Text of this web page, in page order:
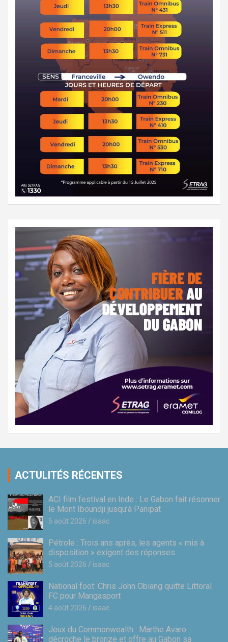
ACTULITÉS RÉCENTES
ACI film festival en Inde : Le Gabon fait résonner
le Mont Iboundji jusqu’à Panipat
5 août 2026 isaac
Pétrole : Trois ans après, les agents « mis à
disposition » exigent des réponses
5 août 2026 isaac
National foot: Chris John Obiang quitte Littoral
FC pour Mangasport
4 août 2026 isaac
Jeux du Commonwealth : Marthe Avaro
décroche le bronze et offre au Gabon sa